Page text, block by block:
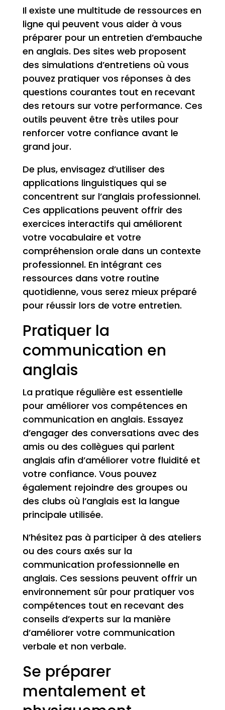
Il existe une multitude de ressources en
ligne qui peuvent vous aider à vous
préparer pour un entretien d’embauche
en anglais. Des sites web proposent
des simulations d’entretiens où vous
pouvez pratiquer vos réponses à des
questions courantes tout en recevant
des retours sur votre performance. Ces
outils peuvent être très utiles pour
renforcer votre confiance avant le
grand jour.
De plus, envisagez d’utiliser des
applications linguistiques qui se
concentrent sur l’anglais professionnel.
Ces applications peuvent offrir des
exercices interactifs qui améliorent
votre vocabulaire et votre
compréhension orale dans un contexte
professionnel. En intégrant ces
ressources dans votre routine
quotidienne, vous serez mieux préparé
pour réussir lors de votre entretien.
Pratiquer la
communication en
anglais
La pratique régulière est essentielle
pour améliorer vos compétences en
communication en anglais. Essayez
d’engager des conversations avec des
amis ou des collègues qui parlent
anglais afin d’améliorer votre fluidité et
votre confiance. Vous pouvez
également rejoindre des groupes ou
des clubs où l’anglais est la langue
principale utilisée.
N’hésitez pas à participer à des ateliers
ou des cours axés sur la
communication professionnelle en
anglais. Ces sessions peuvent offrir un
environnement sûr pour pratiquer vos
compétences tout en recevant des
conseils d’experts sur la manière
d’améliorer votre communication
verbale et non verbale.
Se préparer
mentalement et